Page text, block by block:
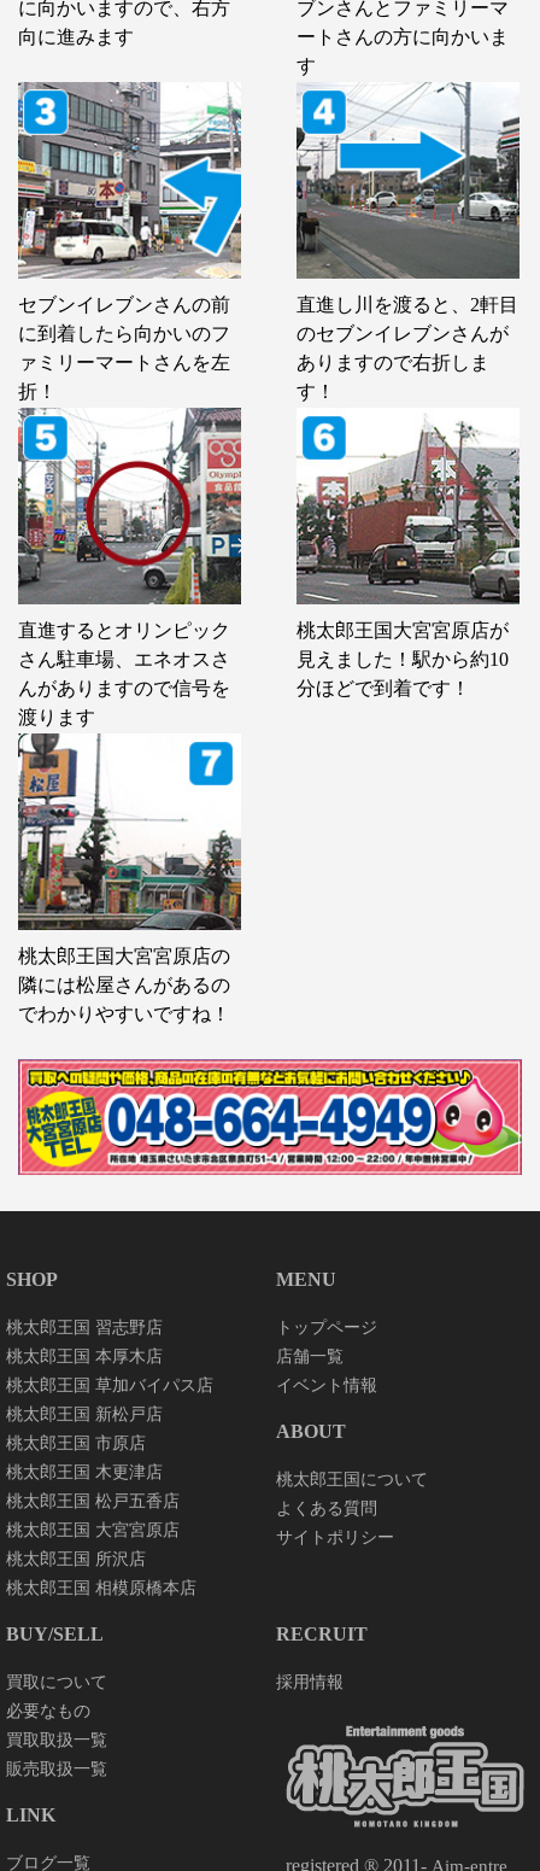
に向かいますので、右方
向に進みます
ブンさんとファミリーマ
ートさんの方に向かいま
す
セブンイレブンさんの前
に到着したら向かいのフ
ァミリーマートさんを左
折！
直進し川を渡ると、2軒目
のセブンイレブンさんが
ありますので右折しま
す！
直進するとオリンピック
さん駐車場、エネオスさ
んがありますので信号を
渡ります
桃太郎王国大宮宮原店が
見えました！駅から約10
分ほどで到着です！
桃太郎王国大宮宮原店の
隣には松屋さんがあるの
でわかりやすいですね！
SHOP
桃太郎王国 習志野店
桃太郎王国 本厚木店
桃太郎王国 草加バイパス店
桃太郎王国 新松戸店
桃太郎王国 市原店
桃太郎王国 木更津店
桃太郎王国 松戸五香店
桃太郎王国 大宮宮原店
桃太郎王国 所沢店
桃太郎王国 相模原橋本店
MENU
トップページ
店舗一覧
イベント情報
ABOUT
桃太郎王国について
よくある質問
サイトポリシー
BUY/SELL
買取について
必要なもの
買取取扱一覧
販売取扱一覧
LINK
ブログ一覧
RECRUIT
採用情報
registered ® 2011- Aim-entre